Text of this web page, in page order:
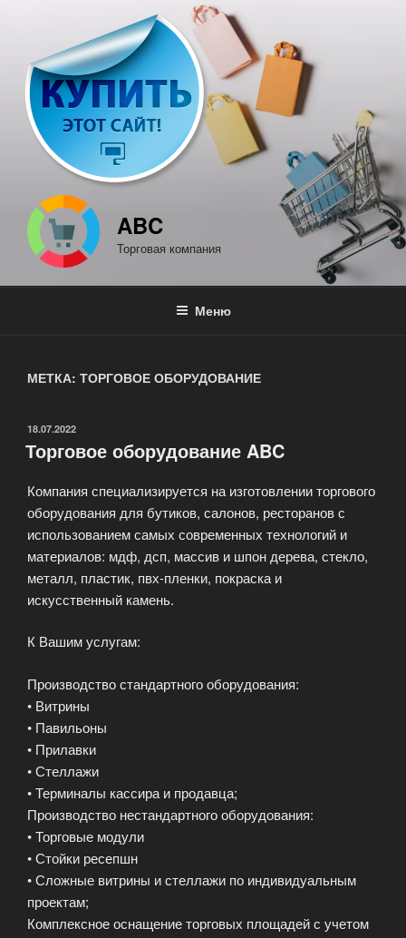
содержимому
ABC
Торговая компания
Меню
МЕТКА: ТОРГОВОЕ ОБОРУДОВАНИЕ
ОПУБЛИКОВАНО
18.07.2022
Торговое оборудование ABC
Компания специализируется на изготовлении торгового
оборудования для бутиков, салонов, ресторанов с
использованием самых современных технологий и
материалов: мдф, дсп, массив и шпон дерева, стекло,
металл, пластик, пвх-пленки, покраска и
искусственный камень.
К Вашим услугам:
Производство стандартного оборудования:
• Витрины
• Павильоны
• Прилавки
• Стеллажи
• Терминалы кассира и продавца;
Производство нестандартного оборудования:
• Торговые модули
• Стойки ресепшн
• Сложные витрины и стеллажи по индивидуальным
проектам;
Комплексное оснащение торговых площадей с учетом